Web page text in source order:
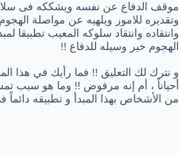
موقف الدفاع عن نفسه ويشككه فى
وتقديره للامور ويلهيه عن مواصلة
وانتقاده وانتقاد سلوكه المعيب تطبيقا
الهجوم خير وسيله للدفاع !!
و نترك لك التعليق !! فما رأيك في هذا
أحياناً ، أم إنه مرفوض !! وما هو سبب
من الأشخاص بهذا المبدأ و تطبيقه دائماً